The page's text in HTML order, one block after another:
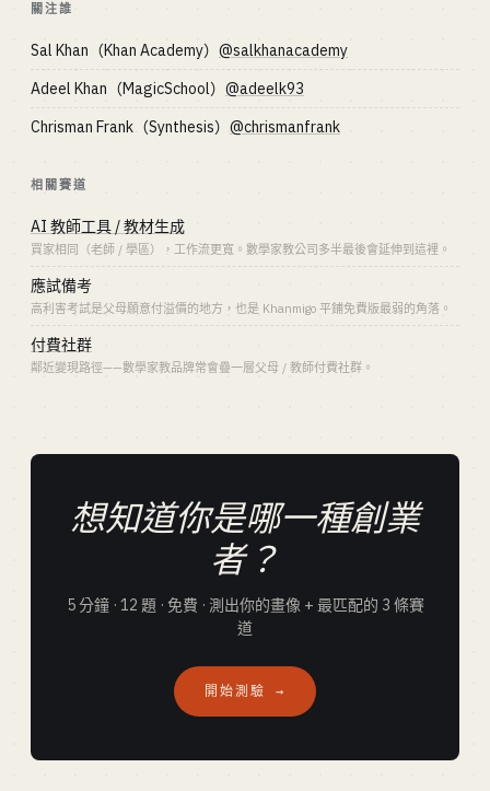
關注誰
Sal Khan（Khan Academy） @salkhanacademy
Adeel Khan（MagicSchool） @adeelk93
Chrisman Frank（Synthesis） @chrismanfrank
相關賽道
AI 教師工具 / 教材生成
買家相同（老師 / 學區），工作流更寬。數學家教公司多半最後會延伸到這裡。
應試備考
高利害考試是父母願意付溢價的地方，也是 Khanmigo 平鋪免費版最弱的角落。
付費社群
鄰近變現路徑——數學家教品牌常會疊一層父母 / 教師付費社群。
想知道你是哪一種創業
者？
5 分鐘 · 12 題 · 免費 · 測出你的畫像 + 最匹配的 3 條賽
道
開始測驗 →